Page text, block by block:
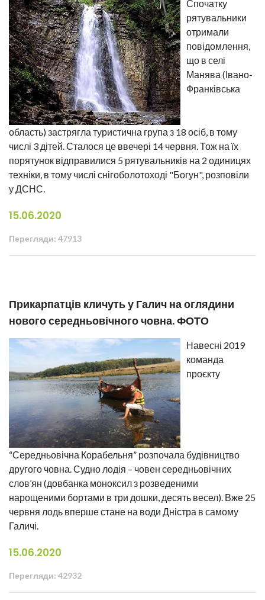
Спочатку
рятувальники
отримали
повідомлення,
що в селі
Манява (Івано-
Франківська
область) застрягла туристична група з 18 осіб, в тому
числі 3 дітей. Сталося це ввечері 14 червня. Тож на їх
порятунок відправилися 5 рятувальників на 2 одиницях
техніки, в тому числі снігоболотоході "Богун", розповіли
у ДСНС.
15.06.2020
Перегляди: 47913
Прикарпатців кличуть у Галич на оглядини
нового середньовічного човна. ФОТО
Навесні 2019
команда
проєкту
“Середньовічна Корабельня” розпочала будівництво
другого човна. Судно лодія – човен середньовічних
слов’ян (довбанка моноксил з розведеними
нарощеними бортами в три дошки, десять весел). Вже 25
червня лодь вперше стане на води Дністра в самому
Галичі.
15.06.2020
Перегляди: 42932